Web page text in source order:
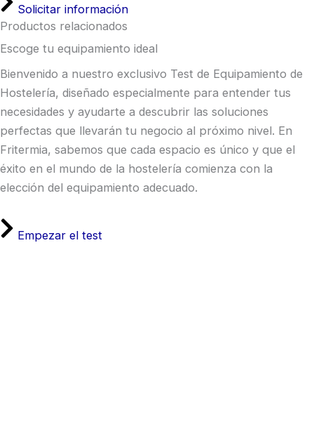
Solicitar información
Productos relacionados
Escoge tu equipamiento ideal
Bienvenido a nuestro exclusivo Test de Equipamiento de
Hostelería, diseñado especialmente para entender tus
necesidades y ayudarte a descubrir las soluciones
perfectas que llevarán tu negocio al próximo nivel. En
Fritermia, sabemos que cada espacio es único y que el
éxito en el mundo de la hostelería comienza con la
elección del equipamiento adecuado.
Empezar el test